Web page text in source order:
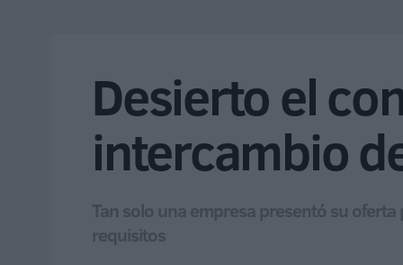
Desierto el
intercambio
Tan solo una empresa presentó su
requisitos